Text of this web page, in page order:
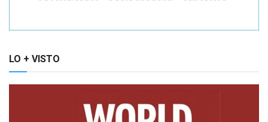
LO + VISTO